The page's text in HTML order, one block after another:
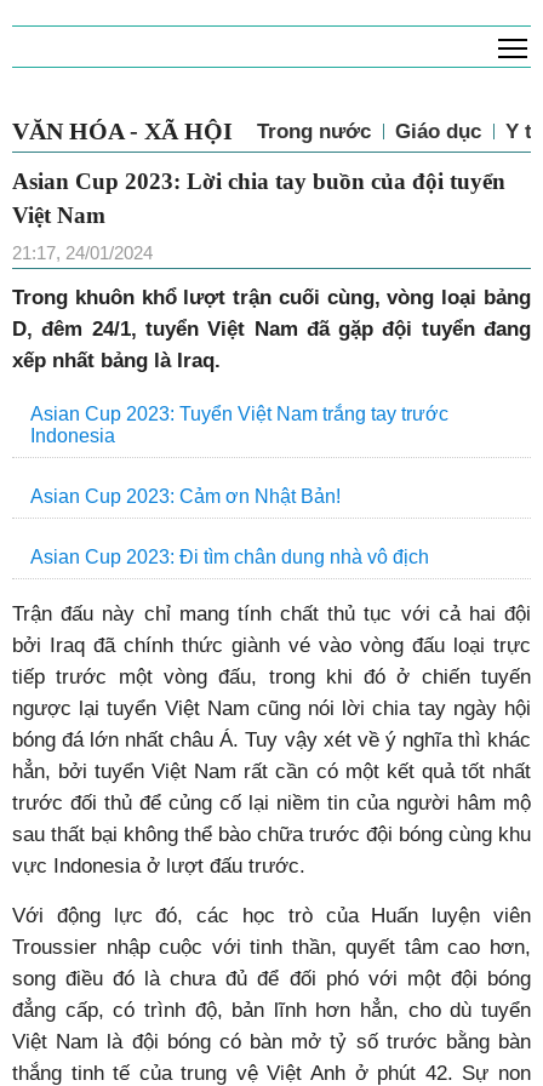
VĂN HÓA - XÃ HỘI Trong nước Giáo dục Y tế
Asian Cup 2023: Lời chia tay buồn của đội tuyển
Việt Nam
21:17, 24/01/2024
Trong khuôn khổ lượt trận cuối cùng, vòng loại bảng
D, đêm 24/1, tuyển Việt Nam đã gặp đội tuyển đang
xếp nhất bảng là Iraq.
Asian Cup 2023: Tuyển Việt Nam trắng tay trước
Indonesia
Asian Cup 2023: Cảm ơn Nhật Bản!
Asian Cup 2023: Đi tìm chân dung nhà vô địch
Trận đấu này chỉ mang tính chất thủ tục với cả hai đội
bởi Iraq đã chính thức giành vé vào vòng đấu loại trực
tiếp trước một vòng đấu, trong khi đó ở chiến tuyến
ngược lại tuyển Việt Nam cũng nói lời chia tay ngày hội
bóng đá lớn nhất châu Á. Tuy vậy xét về ý nghĩa thì khác
hẳn, bởi tuyển Việt Nam rất cần có một kết quả tốt nhất
trước đối thủ để củng cố lại niềm tin của người hâm mộ
sau thất bại không thể bào chữa trước đội bóng cùng khu
vực Indonesia ở lượt đấu trước.
Với động lực đó, các học trò của Huấn luyện viên
Troussier nhập cuộc với tinh thần, quyết tâm cao hơn,
song điều đó là chưa đủ để đối phó với một đội bóng
đẳng cấp, có trình độ, bản lĩnh hơn hẳn, cho dù tuyển
Việt Nam là đội bóng có bàn mở tỷ số trước bằng bàn
thắng tinh tế của trung vệ Việt Anh ở phút 42. Sự non